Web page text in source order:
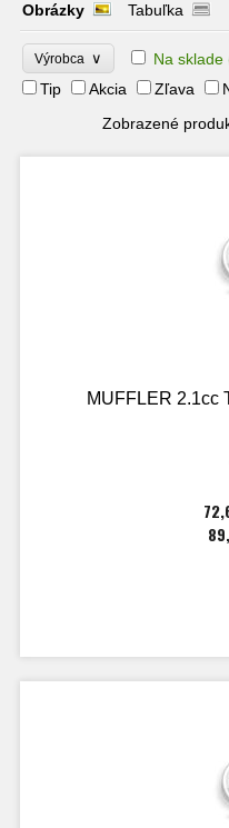
Obrázky
Tabuľka
Výrobca ∨ Na sklade
Tip
Akcia Zľava
Zobrazené
MUFFLER 2.1cc